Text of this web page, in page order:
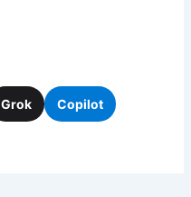
Grok Copilot